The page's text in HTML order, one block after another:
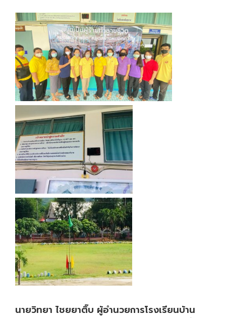
นายวิทยา ไชยยาติ๊บ ผู้อำนวยการโรงเรียนบ้าน